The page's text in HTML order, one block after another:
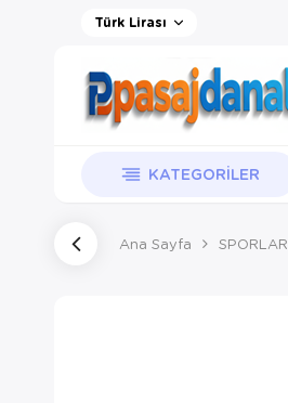
Türk Lirası
KATEGORILER
Ana Sayfa SPORLAR